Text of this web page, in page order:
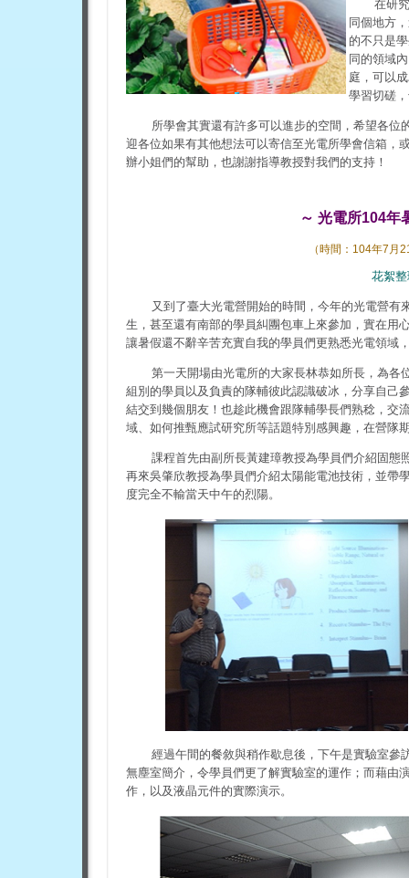
在研
同個地方
的不只是
同的領域
庭，可以
學習切磋
所學會其實還有許多可以進步的空間，希望各
迎各位如果有其他想法可以寄信至光電所學會信箱，
辦小姐們的幫助，也謝謝指導教授對我們的支持！
～ 光電所104年
（時間：104年7月
花絮
又到了臺大光電營開始的時間，今年的光電營
生，甚至還有南部的學員糾團包車上來參加，實在用
讓暑假還不辭辛苦充實自我的學員們更熟悉光電領域
第一天開場由光電所的大家長林恭如所長，為各
組別的學員以及負責的隊輔彼此認識破冰，分享自己
結交到幾個朋友！也趁此機會跟隊輔學長們熟稔，交
域、如何推甄應試研究所等話題特別感興趣，在營隊
課程首先由副所長黃建璋教授為學員們介紹固態
再來吳肇欣教授為學員們介紹太陽能電池技術，並帶
度完全不輸當天中午的烈陽。
經過午間的餐敘與稍作歇息後，下午是實驗室參
無塵室簡介，令學員們更了解實驗室的運作；而藉由
作，以及液晶元件的實際演示。